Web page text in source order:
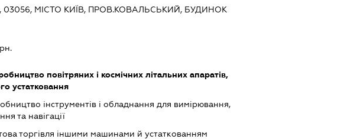
03056, МІСТО КИЇВ, ПРОВ.КОВАЛЬСЬКИЙ, БУДИНОК
повітряних і космічних літальних апаратів,
устатковання
інструментів і обладнання для вимірювання,
та навігації
торгівля іншими машинами й устаткованням